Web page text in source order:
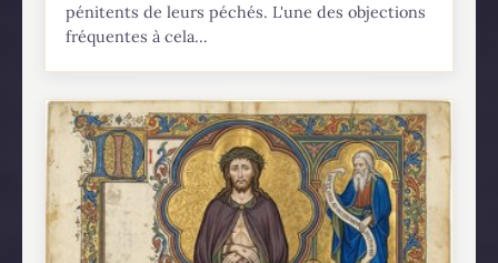
pénitents de leurs péchés. L'une des objections
fréquentes à cela...